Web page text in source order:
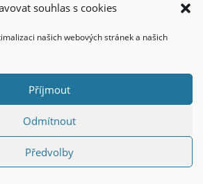
souhlas s cookies
našich webových stránek a našich
Příjmout
Odmítnout
Předvolby
WebyOdHonzy